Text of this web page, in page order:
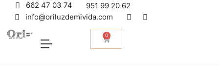
662 47 03 74
951 99 20 62
info@oriluzdemivida.com
0